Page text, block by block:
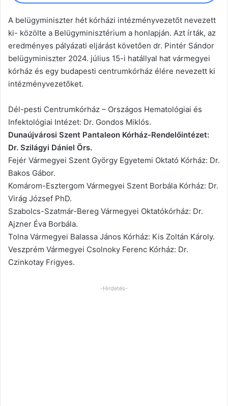
A belügyminiszter hét kórházi intézményvezetőt nevezett
ki- közölte a Belügyminisztérium a honlapján. Azt írták, az
eredményes pályázati eljárást követően dr. Pintér Sándor
belügyminiszter 2024. július 15-i hatállyal hat vármegyei
kórház és egy budapesti centrumkórház élére nevezett ki
intézményvezetőket.
Dél-pesti Centrumkórház – Országos Hematológiai és
Infektológiai Intézet: Dr. Gondos Miklós.
Dunaújvárosi Szent Pantaleon Kórház-Rendelőintézet:
Dr. Szilágyi Dániel Örs.
Fejér Vármegyei Szent György Egyetemi Oktató Kórház: Dr.
Bakos Gábor.
Komárom-Esztergom Vármegyei Szent Borbála Kórház: Dr.
Virág József PhD.
Szabolcs-Szatmár-Bereg Vármegyei Oktatókórház: Dr.
Ajzner Éva Borbála.
Tolna Vármegyei Balassa János Kórház: Kis Zoltán Károly.
Veszprém Vármegyei Csolnoky Ferenc Kórház: Dr.
Czinkotay Frigyes.
-Hirdetés-